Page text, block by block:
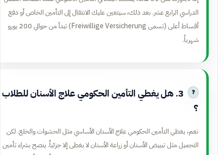
الدراسي الرابع عشر. بعد ذلك، سيتعين عليك الانتقال إلى التأمين الخاص أو دفع
أقساط أعلى (تسمى Freiwillige Versicherung) تبدأ من حوالي 200 يورو
شهرياً.
3. هل يغطي التأمين الحكومي علاج الأسنان للطلاب
؟
نعم، يغطي التأمين الحكومي علاج الأسنان الأساسي مثل الحشوات والخلع. لكن
التجميل مثل تبييض الأسنان أو زراعة الأسنان لا يغطى إلا جزئياً. ينصح بشراء تأمين